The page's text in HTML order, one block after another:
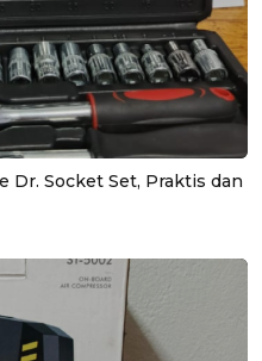
Dr. Socket Set, Praktis dan